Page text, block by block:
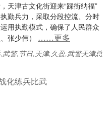
天津古文化街迎来“踩街纳福”
勤兵力，采取分段控流、分时
用执勤模式，确保了人民群众
张少伟） ……更多
武警,节日,天津,久盈,武警天津总